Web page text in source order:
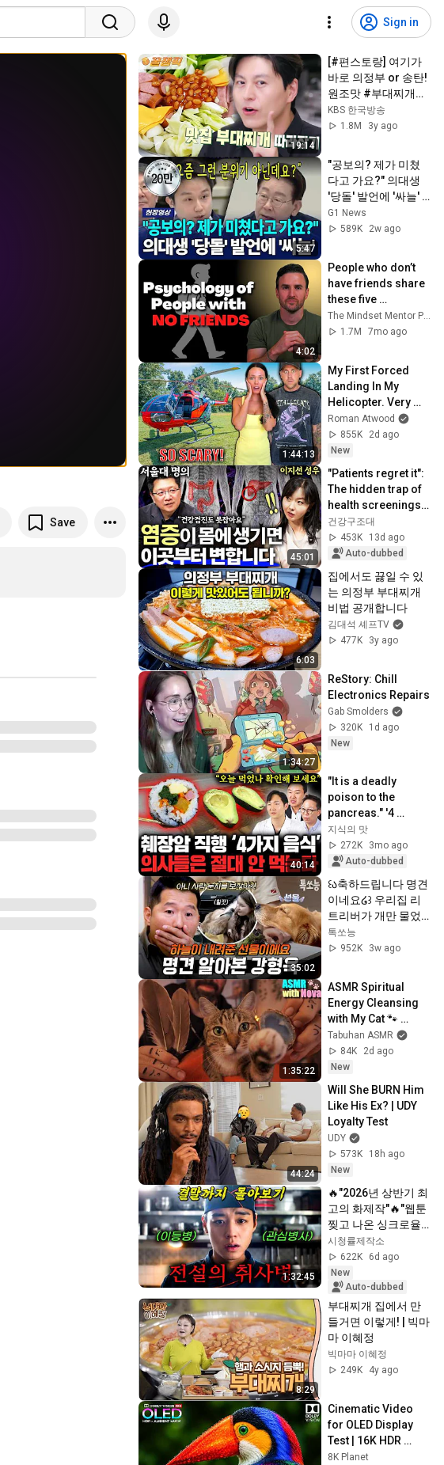
Sign in
Save
19:14
[#편스토랑] 여기가
바로 의정부 or 송탄!
원조맛 #부대찌개🍲
만드는 법 '3가지'만
기억하세요☝🏻❤️(ft.#
KBS 한국방송
1.8M
3y ago
5:47
"공보의? 제가 미쳤
다고 가요?" 의대생
'당돌' 발언에 '싸늘'
[G1현장영상]
G1 News
589K
2w ago
4:02
People who don’t
have friends share
these five
personality traits
The Mindset Mentor Podcast
1.7M
7mo ago
1:44:13
My First Forced
Landing In My
Helicopter. Very
Scary Experience
But Everyone Is
Safe! Needs FIxed!
Roman Atwood
855K
2d ago
New
45:01
"Patients regret it":
The hidden trap of
health screenings
discovered after
treating 200,000
peop...
건강구조대
453K
13d ago
Auto-dubbed
6:03
집에서도 끓일 수 있
는 의정부 부대찌개
비법 공개합니다
김대석 셰프TV
477K
3y ago
1:34:27
ReStory: Chill
Electronics Repairs
Gab Smolders
320K
1d ago
New
40:14
"It is a deadly
poison to the
pancreas." '4
Dangerous Foods'
on the Dinner Table
That Double the ...
지식의 맛
272K
3mo ago
Auto-dubbed
35:02
꒰ა축하드립니다 명견
이네요໒꒱ 우리집 리
트리버가 개만 물었
던 이유💥명견 알아
본 강형욱✨ | #개와
톡쏘능
952K
3w ago
1:35:22
ASMR Spiritual
Energy Cleansing
with My Cat 🐾
Purring & Reiki for
Sleep & Stress
Relief
Tabuhan ASMR
84K
2d ago
New
44:24
Will She BURN Him
Like His Ex? | UDY
Loyalty Test
UDY
573K
18h ago
New
1:32:45
🔥"2026년 상반기 최
고의 화제작"🔥"웹툰
찢고 나온 싱크로율"
맛없는 짬밥을 미슐
랭 3스타로 바꿔버린
취사병의 소름 돋는
요리 실력!! 원작 뛰어
넘은 명작《결말까지
몰아보기》
시청률제작소
622K
6d ago
New
Auto-dubbed
8:29
부대찌개 집에서 만
들거면 이렇게! | 빅마
마 이혜정
빅마마 이혜정
249K
4y ago
Cinematic Video
for OLED Display
Test | 16K HDR
240fps Dolby Vision
8K Planet